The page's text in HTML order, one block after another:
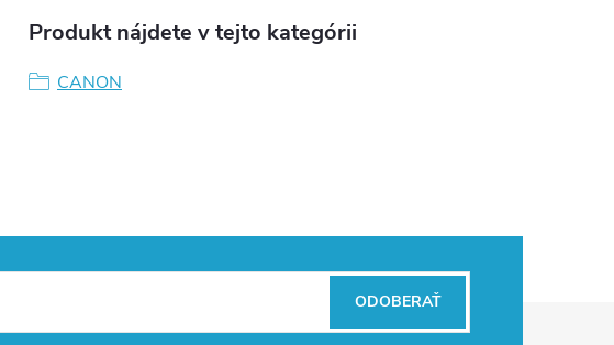
Produkt nájdete v tejto kategórii
CANON
ODOBERAŤ